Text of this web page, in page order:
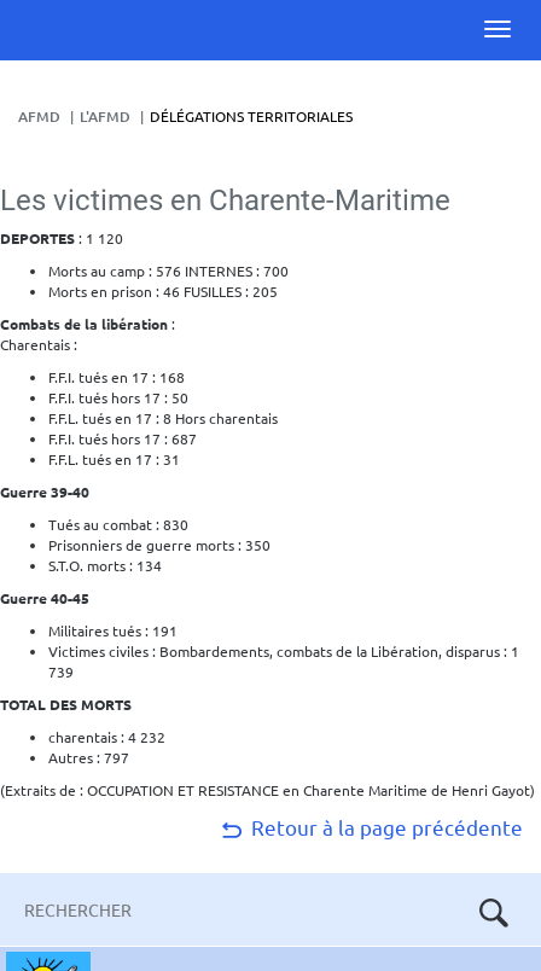
AFMD L'AFMD DÉLÉGATIONS TERRITORIALES
Les victimes en Charente-Maritime
DEPORTES: 1 120
Morts au camp : 576 INTERNES : 700
Morts en prison : 46 FUSILLES : 205
Combats de la libération:
Charentais :
F.F.I. tués en 17 : 168
F.F.I. tués hors 17 : 50
F.F.L. tués en 17 : 8 Hors charentais
F.F.I. tués hors 17 : 687
F.F.L. tués en 17 : 31
Guerre 39-40
Tués au combat : 830
Prisonniers de guerre morts : 350
S.T.O. morts : 134
Guerre 40-45
Militaires tués : 191
Victimes civiles : Bombardements, combats de la Libération, disparus : 1
739
TOTAL DES MORTS
charentais : 4 232
Autres : 797
(Extraits de : OCCUPATION ET RESISTANCE en Charente Maritime de Henri Gayot)
Retour à la page précédente
clés
Aller